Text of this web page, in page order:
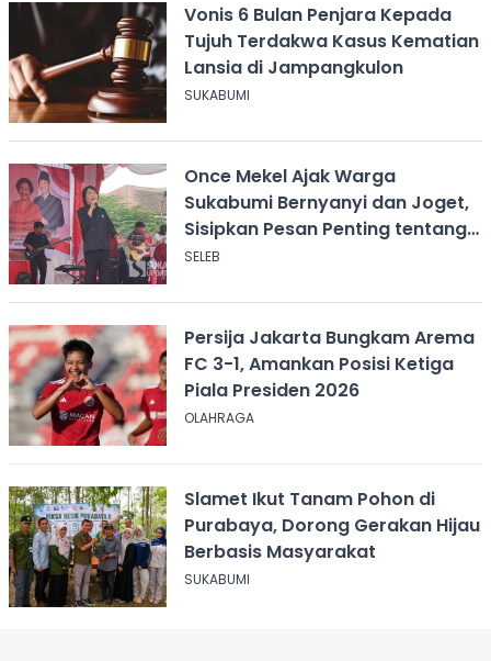
Vonis 6 Bulan Penjara Kepada
Tujuh Terdakwa Kasus Kematian
Lansia di Jampangkulon
SUKABUMI
Once Mekel Ajak Warga
Sukabumi Bernyanyi dan Joget,
Sisipkan Pesan Penting tentang
ASI
SELEB
Persija Jakarta Bungkam Arema
FC 3-1, Amankan Posisi Ketiga
Piala Presiden 2026
OLAHRAGA
Slamet Ikut Tanam Pohon di
Purabaya, Dorong Gerakan Hijau
Berbasis Masyarakat
SUKABUMI